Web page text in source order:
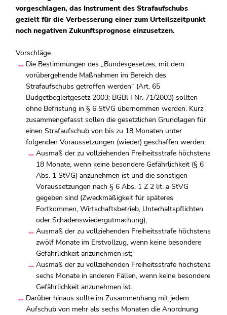
vorgeschlagen, das Instrument des Strafaufschubs
gezielt für die Verbesserung einer zum Urteilszeitpunkt
noch negativen Zukunftsprognose einzusetzen.
Vorschläge
Die Bestimmungen des „Bundesgesetzes, mit dem
vorübergehende Maßnahmen im Bereich des
Strafaufschubs getroffen werden“ (Art. 65
Budgetbegleitgesetz 2003; BGBl I Nr. 71/2003) sollten
ohne Befristung in § 6 StVG übernommen werden. Kurz
zusammengefasst sollen die gesetzlichen Grundlagen für
einen Strafaufschub von bis zu 18 Monaten unter
folgenden Voraussetzungen (wieder) geschaffen werden:
Ausmaß der zu vollziehenden Freiheitsstrafe höchstens
18 Monate, wenn keine besondere Gefährlichkeit (§ 6
Abs. 1 StVG) anzunehmen ist und die sonstigen
Voraussetzungen nach § 6 Abs. 1 Z 2 lit. a StVG
gegeben sind (Zweckmäßigkeit für späteres
Fortkommen, Wirtschaftsbetrieb, Unterhaltspflichten
oder Schadenswiedergutmachung);
Ausmaß der zu vollziehenden Freiheitsstrafe höchstens
zwölf Monate im Erstvollzug, wenn keine besondere
Gefährlichkeit anzunehmen ist;
Ausmaß der zu vollziehenden Freiheitsstrafe höchstens
sechs Monate in anderen Fällen, wenn keine besondere
Gefährlichkeit anzunehmen ist.
Darüber hinaus sollte im Zusammenhang mit jedem
Aufschub von mehr als sechs Monaten die Anordnung